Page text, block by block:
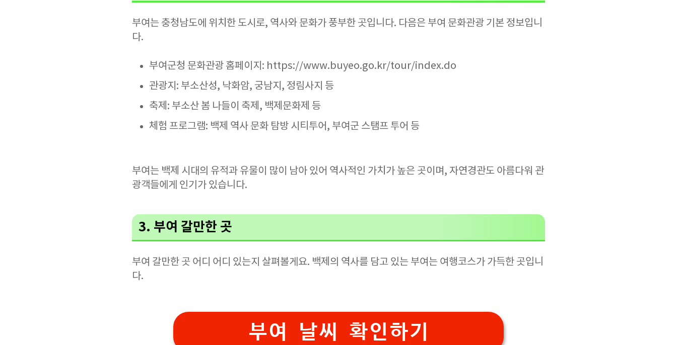
부여는 충청남도에 위치한 도시로, 역사와 문화가 풍부한 곳입니다. 다음은 부여 문화관광 기본 정보입니
다.
부여군청 문화관광 홈페이지: https://www.buyeo.go.kr/tour/index.do
관광지: 부소산성, 낙화암, 궁남지, 정림사지 등
축제: 부소산 봄 나들이 축제, 백제문화제 등
체험 프로그램: 백제 역사 문화 탐방 시티투어, 부여군 스탬프 투어 등
부여는 백제 시대의 유적과 유물이 많이 남아 있어 역사적인 가치가 높은 곳이며, 자연경관도 아름다워 관
광객들에게 인기가 있습니다.
3. 부여 갈만한 곳
부여 갈만한 곳 어디 어디 있는지 살펴볼게요. 백제의 역사를 담고 있는 부여는 여행코스가 가득한 곳입니
다.
부여 날씨 확인하기